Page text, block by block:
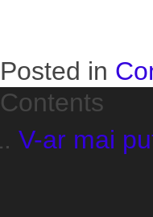
Posted in
Contents
V-ar mai